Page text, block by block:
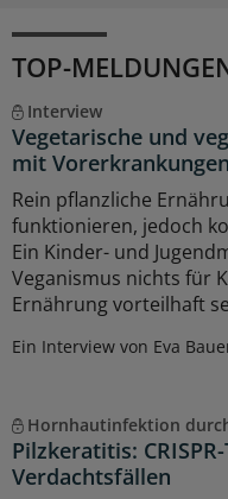
TOP-
Interview
Vegetarische und
mit Vorerkrankungen
Rein pflanzliche
funktionieren, jedoch
Ein Kinder- und
Veganismus nichts für
Ernährung vorteilhaft
Ein Interview von Eva
Hornhautinfektion
Pilzkeratitis:
Verdachtsfällen